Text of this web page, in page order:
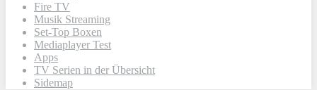
Fire TV
Musik Streaming
Set-Top Boxen
Mediaplayer Test
Apps
TV Serien in der Übersicht
Sidemap